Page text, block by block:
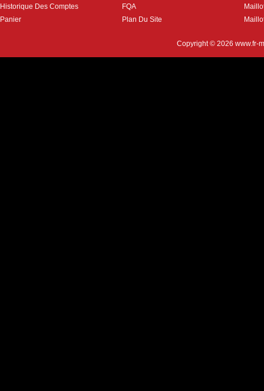
Historique Des Comptes
Panier
FQA
Plan Du Site
Copyright © 2026 www.fr-